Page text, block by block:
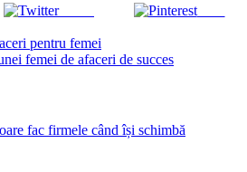
Tweet Save
pentru femei
femei de afaceri de succes